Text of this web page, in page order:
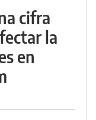
cifra
la
en